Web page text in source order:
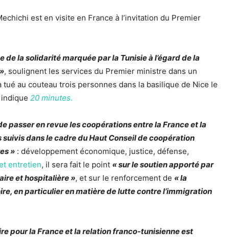
est en visite en France à l’invitation du Premier
de la solidarité marquée par la Tunisieà l’égard de la
, soulignent les services du Premier ministre dans un
au couteau trois personnes dans la basilique de Nice le
20 minutes.
passer en revue les coopérations entre la France et la
dans le cadre du Haut Conseil de coopération
» : développement économique, justice, défense,
entretien, il sera fait le point « sur le soutien apporté par
et hospitalière », et sur le renforcement de « la
en particulier en matière de lutte contre l’immigration
pour la France et la relation franco-tunisienne est